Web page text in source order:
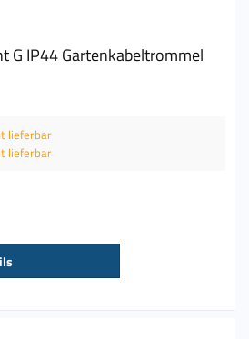
G IP44 Gartenkabeltrommel
lieferbar
lieferbar